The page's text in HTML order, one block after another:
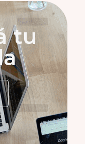
tu